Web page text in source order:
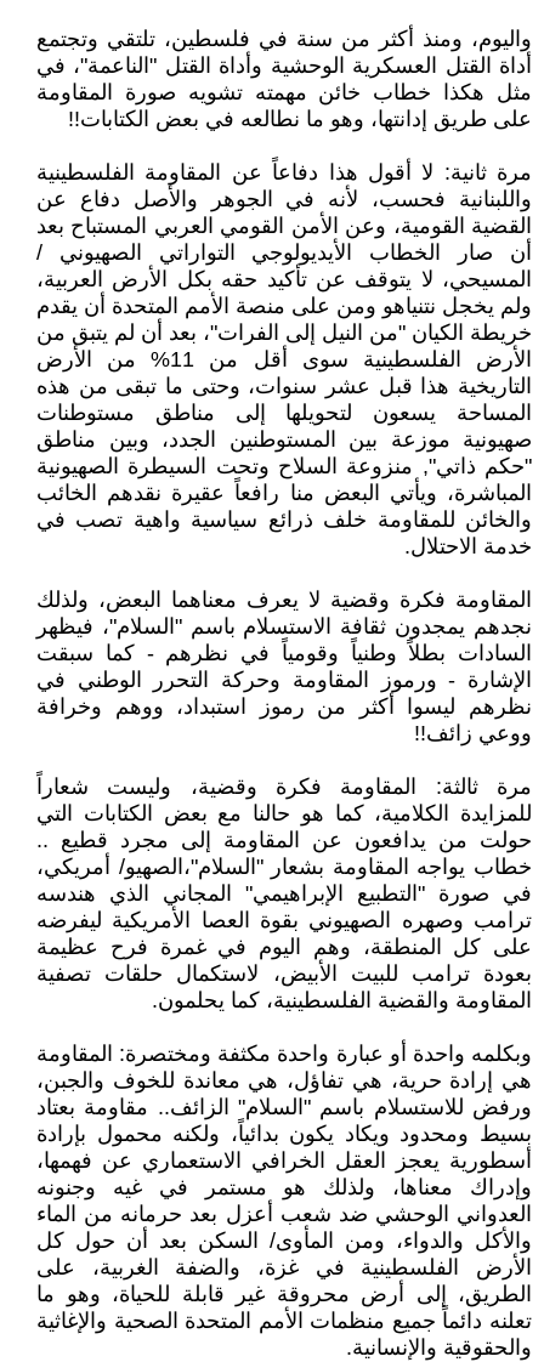
واليوم، ومنذ أكثر من سنة في فلسطين، تلتقي وتجتمع
أداة القتل العسكرية الوحشية وأداة القتل "الناعمة"، في
مثل هكذا خطاب خائن مهمته تشويه صورة المقاومة
على طريق إدانتها، وهو ما نطالعه في بعض الكتابات!!
مرة ثانية: لا أقول هذا دفاعاً عن المقاومة الفلسطينية
واللبنانية فحسب، لأنه في الجوهر والأصل دفاع عن
القضية القومية، وعن الأمن القومي العربي المستباح بعد
أن صار الخطاب الأيديولوجي التواراتي الصهيوني /
المسيحي، لا يتوقف عن تأكيد حقه بكل الأرض العربية،
ولم يخجل نتنياهو ومن على منصة الأمم المتحدة أن يقدم
خريطة الكيان "من النيل إلى الفرات"، بعد أن لم يتبق من
الأرض الفلسطينية سوى أقل من 11% من الأرض
التاريخية هذا قبل عشر سنوات، وحتى ما تبقى من هذه
المساحة يسعون لتحويلها إلى مناطق مستوطنات
صهيونية موزعة بين المستوطنين الجدد، وبين مناطق
"حكم ذاتي", منزوعة السلاح وتحت السيطرة الصهيونية
المباشرة، ويأتي البعض منا رافعاً عقيرة نقدهم الخائب
والخائن للمقاومة خلف ذرائع سياسية واهية تصب في
خدمة الاحتلال.
المقاومة فكرة وقضية لا يعرف معناهما البعض، ولذلك
نجدهم يمجدون ثقافة الاستسلام باسم "السلام"، فيظهر
السادات بطلاً وطنياً وقومياً في نظرهم - كما سبقت
الإشارة - ورموز المقاومة وحركة التحرر الوطني في
نظرهم ليسوا أكثر من رموز استبداد، ووهم وخرافة
ووعي زائف!!
مرة ثالثة: المقاومة فكرة وقضية، وليست شعاراً
للمزايدة الكلامية، كما هو حالنا مع بعض الكتابات التي
حولت من يدافعون عن المقاومة إلى مجرد قطيع ..
خطاب يواجه المقاومة بشعار "السلام"،الصهيو/ أمريكي،
في صورة "التطبيع الإبراهيمي" المجاني الذي هندسه
ترامب وصهره الصهيوني بقوة العصا الأمريكية ليفرضه
على كل المنطقة، وهم اليوم في غمرة فرح عظيمة
بعودة ترامب للبيت الأبيض، لاستكمال حلقات تصفية
المقاومة والقضية الفلسطينية، كما يحلمون.
وبكلمه واحدة أو عبارة واحدة مكثفة ومختصرة: المقاومة
هي إرادة حرية، هي تفاؤل، هي معاندة للخوف والجبن،
ورفض للاستسلام باسم "السلام" الزائف.. مقاومة بعتاد
بسيط ومحدود ويكاد يكون بدائياً، ولكنه محمول بإرادة
أسطورية يعجز العقل الخرافي الاستعماري عن فهمها،
وإدراك معناها، ولذلك هو مستمر في غيه وجنونه
العدواني الوحشي ضد شعب أعزل بعد حرمانه من الماء
والأكل والدواء، ومن المأوى/ السكن بعد أن حول كل
الأرض الفلسطينية في غزة، والضفة الغربية، على
الطريق، إلى أرض محروقة غير قابلة للحياة، وهو ما
تعلنه دائماً جميع منظمات الأمم المتحدة الصحية والإغاثية
والحقوقية والإنسانية.